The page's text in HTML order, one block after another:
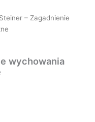
– Zagadnienie
wychowania